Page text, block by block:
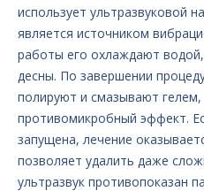
использует ультразвуковой
является источником
работы его охлаждают
десны. По завершении
полируют и смазывают
противомикробный эффект.
запущена, лечение
позволяет удалить даже
ультразвук противопоказан